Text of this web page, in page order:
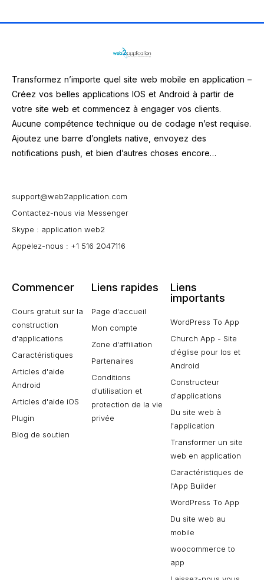
Transformez n’importe quel site web mobile en application –
Créez vos belles applications IOS et Android à partir de
votre site web et commencez à engager vos clients.
Aucune compétence technique ou de codage n’est requise.
Ajoutez une barre d’onglets native, envoyez des
notifications push, et bien d’autres choses encore…
support@web2application.com
Contactez-nous via Messenger
Skype : application web2
Appelez-nous : +1 516 2047116
Commencer
Cours gratuit sur la
construction
d'applications
Caractéristiques
Articles d'aide
Android
Articles d'aide iOS
Plugin
Blog de soutien
Liens rapides
Page d'accueil
Mon compte
Zone d'affiliation
Partenaires
Conditions
d'utilisation et
protection de la vie
privée
Liens
importants
WordPress To App
Church App - Site
d'église pour Ios et
Android
Constructeur
d'applications
Du site web à
l'application
Transformer un site
web en application
Caractéristiques de
l'App Builder
WordPress To App
Du site web au
mobile
woocommerce to
app